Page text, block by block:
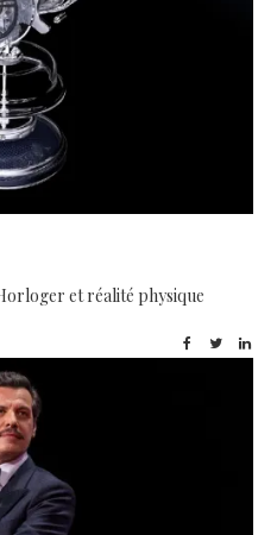
et réalité physique